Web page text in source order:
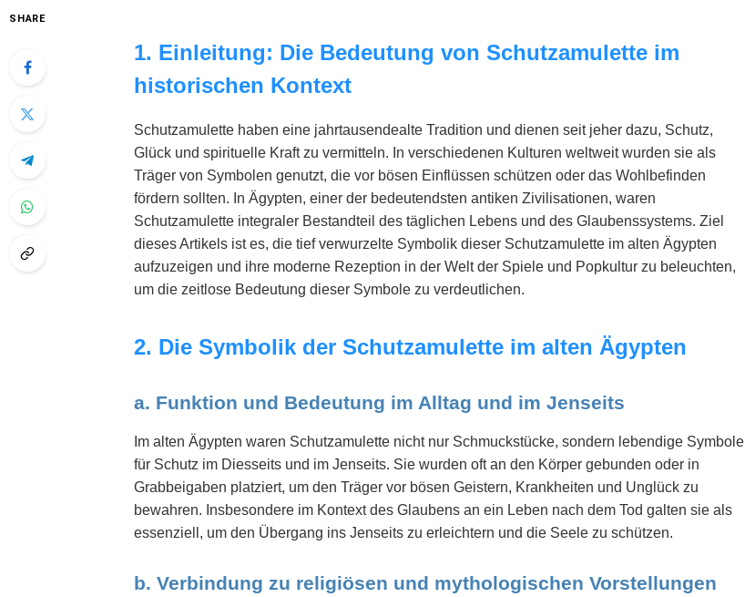
SHARE
1. Einleitung: Die Bedeutung von Schutzamulette im
historischen Kontext
Schutzamulette haben eine jahrtausendealte Tradition und dienen seit jeher dazu, Schutz,
Glück und spirituelle Kraft zu vermitteln. In verschiedenen Kulturen weltweit wurden sie als
Träger von Symbolen genutzt, die vor bösen Einflüssen schützen oder das Wohlbefinden
fördern sollten. In Ägypten, einer der bedeutendsten antiken Zivilisationen, waren
Schutzamulette integraler Bestandteil des täglichen Lebens und des Glaubenssystems. Ziel
dieses Artikels ist es, die tief verwurzelte Symbolik dieser Schutzamulette im alten Ägypten
aufzuzeigen und ihre moderne Rezeption in der Welt der Spiele und Popkultur zu beleuchten,
um die zeitlose Bedeutung dieser Symbole zu verdeutlichen.
2. Die Symbolik der Schutzamulette im alten Ägypten
a. Funktion und Bedeutung im Alltag und im Jenseits
Im alten Ägypten waren Schutzamulette nicht nur Schmuckstücke, sondern lebendige Symbole
für Schutz im Diesseits und im Jenseits. Sie wurden oft an den Körper gebunden oder in
Grabbeigaben platziert, um den Träger vor bösen Geistern, Krankheiten und Unglück zu
bewahren. Insbesondere im Kontext des Glaubens an ein Leben nach dem Tod galten sie als
essenziell, um den Übergang ins Jenseits zu erleichtern und die Seele zu schützen.
b. Verbindung zu religiösen und mythologischen Vorstellungen